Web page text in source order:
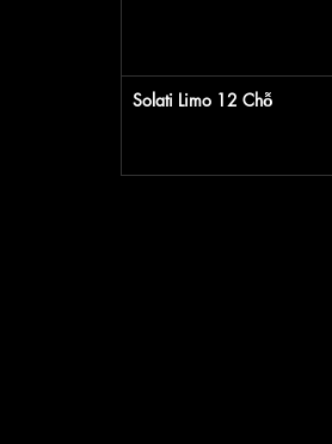
Solati Limo 12 Chỗ